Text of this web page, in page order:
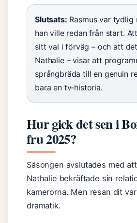
Slutsats: Rasmus var tydlig
han ville redan från start.
sitt val i förväg – och att
Nathalie – visar att
språngbräda till en genuin
bara en tv‑historia.
Hur gick det sen i
fru 2025?
Säsongen avslutades med
Nathalie bekräftade sin
kamerorna. Men resan dit
dramatik.